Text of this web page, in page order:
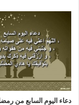
دعاء اليوم السابع من